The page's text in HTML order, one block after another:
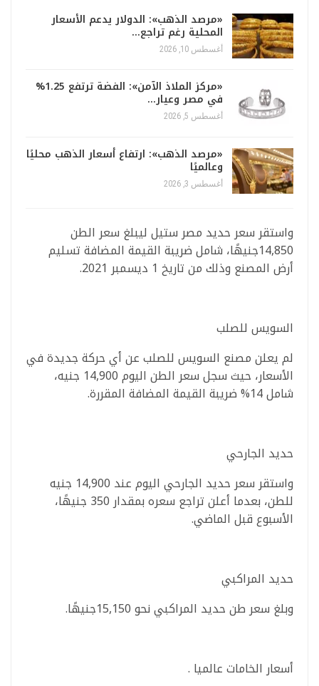
«مرصد الذهب»: الدولار يدعم الأسعار
المحلية رغم تراجع…
أغسطس 10, 2026
«مركز الملاذ الآمن»: الفضة ترتفع 1.25%
في مصر وعيار…
أغسطس 5, 2026
«مرصد الذهب»: ارتفاع أسعار الذهب محليًا
وعالميًا
أغسطس 3, 2026
واستقر سعر حديد مصر ستيل ليبلغ سعر الطن
14,850جنيهًا، شامل ضريبة القيمة المضافة تسليم
أرض المصنع وذلك من تاريخ 1 ديسمبر 2021.
السويس للصلب
لم يعلن مصنع السويس للصلب عن أي حركة جديدة في
الأسعار، حيث سجل سعر الطن اليوم 14,900 جنيه،
شامل 14% ضريبة القيمة المضافة المقررة.
حديد الجارحي
واستقر سعر حديد الجارحي اليوم عند 14,900 جنيه
للطن، بعدما أعلن تراجع سعره بمقدار 350 جنيهًا،
الأسبوع قبل الماضي.
حديد المراكبي
وبلغ سعر طن حديد المراكبي نحو 15,150جنيهًا.
أسعار الخامات عالميا .